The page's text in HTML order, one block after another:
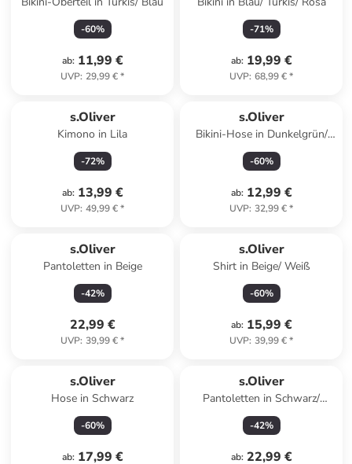
-60%
ab: 11,99 €
UVP: 29,99 €*
-71%
ab: 19,99 €
UVP: 68,99 €*
s.Oliver
Kimono in Lila
-72%
ab: 13,99 €
UVP: 49,99 €*
s.Oliver
Bikini-Hose in Dunkelgrün/
Creme
-60%
ab: 12,99 €
UVP: 32,99 €*
s.Oliver
Pantoletten in Beige
-42%
22,99 €
UVP: 39,99 €*
s.Oliver
Shirt in Beige/ Weiß
-60%
ab: 15,99 €
UVP: 39,99 €*
s.Oliver
Hose in Schwarz
-60%
ab: 17,99 €
s.Oliver
Pantoletten in Schwarz/
Beige/ Hellbraun
-42%
ab: 22,99 €